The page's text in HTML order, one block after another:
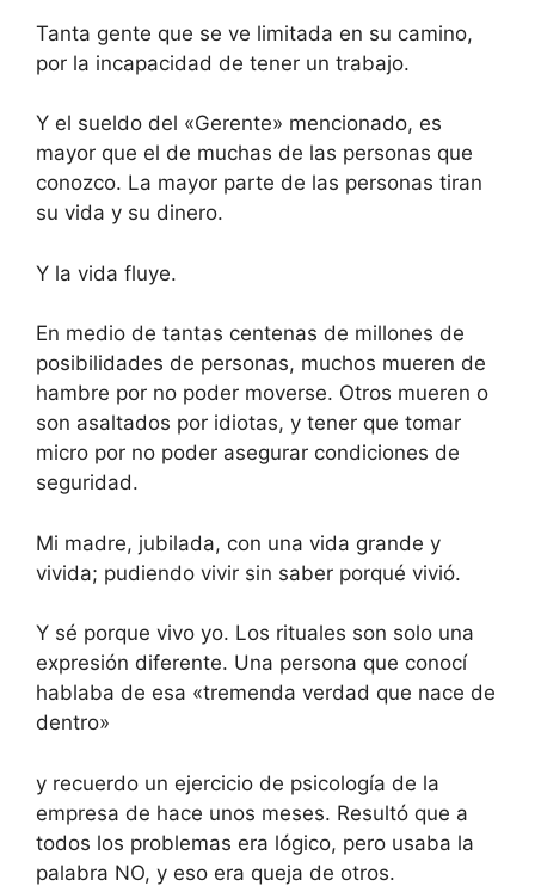
Tanta gente que se ve limitada en su camino,
por la incapacidad de tener un trabajo.
Y el sueldo del «Gerente» mencionado, es
mayor que el de muchas de las personas que
conozco. La mayor parte de las personas tiran
su vida y su dinero.
Y la vida fluye.
En medio de tantas centenas de millones de
posibilidades de personas, muchos mueren de
hambre por no poder moverse. Otros mueren o
son asaltados por idiotas, y tener que tomar
micro por no poder asegurar condiciones de
seguridad.
Mi madre, jubilada, con una vida grande y
vivida; pudiendo vivir sin saber porqué vivió.
Y sé porque vivo yo. Los rituales son solo una
expresión diferente. Una persona que conocí
hablaba de esa «tremenda verdad que nace de
dentro»
y recuerdo un ejercicio de psicología de la
empresa de hace unos meses. Resultó que a
todos los problemas era lógico, pero usaba la
palabra NO, y eso era queja de otros.